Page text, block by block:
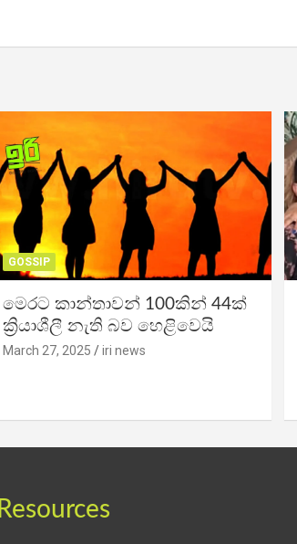
GOSSIP
මෙරට කාන්තාවන් 100කින් 44ක්
ක්‍රියාශීලී නැති බව හෙළිවෙයි
March 27, 2025 iri news
Resources